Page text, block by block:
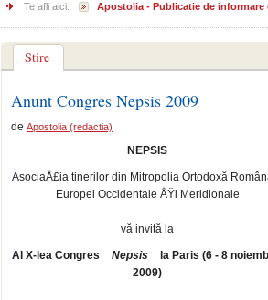
Te afli aici: Apostolia - Publicatie de
Stire
Anunt Congres Nepsis 2009
de Apostolia (redactia)
NEPSIS
AsociaÅ£ia tinerilor din Mitropolia Ortodoxă
Europei Occidentale ÅŸi Meridionale
vă invită la
Al X-lea Congres Nepsis
la Paris (6 - 8
2009)